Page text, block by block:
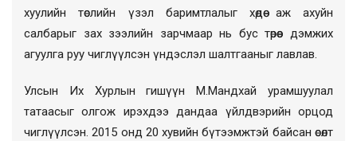
хуулийн төслийн үзэл баримтлалыг хөдөө аж ахуйн
салбарыг зах зээлийн зарчмаар нь бус төрөөс дэмжих
агуулга руу чиглүүлсэн үндэслэл шалтгааныг лавлав.
Улсын Их Хурлын гишүүн М.Мандхай урамшуулал
татаасыг олгож ирэхдээ дандаа үйлдвэрийн орцод
чиглүүлсэн. 2015 онд 20 хувийн бүтээмжтэй байсан өсөлт